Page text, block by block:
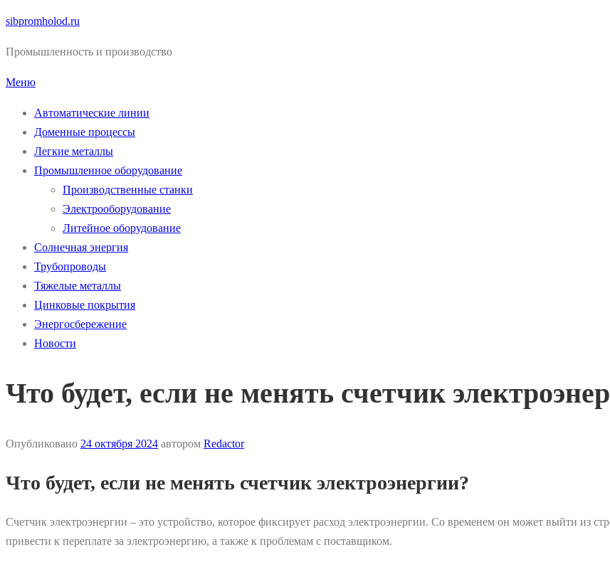
Перейти
содержимому
sibpromholod.ru
Промышленность и производство
Меню
Автоматические линии
Доменные процессы
Легкие металлы
Промышленное оборудование
Производственные станки
Электрооборудование
Литейное оборудование
Солнечная энергия
Трубопроводы
Тяжелые металлы
Цинковые покрытия
Энергосбережение
Новости
Что будет, если не менять счетчик
Опубликовано 24 октября 2024 автором Redactor
Что будет, если не менять счетчик электроэнергии?
Счетчик электроэнергии – это устройство, которое фиксирует расход электроэнергии. Со временем он может выйти из
привести к переплате за электроэнергию, а также к проблемам с поставщиком.